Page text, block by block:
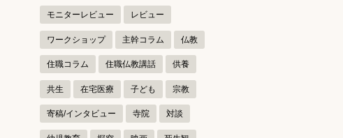
モニターレビュー レビュー
ワークショップ 主幹コラム 仏教
住職コラム 住職仏教講話 供養
共生 在宅医療 子ども 宗教
寄稿/インタビュー 寺院 対談